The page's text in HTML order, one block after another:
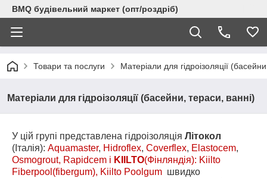
BMQ будівельний маркет (опт/роздріб)
Товари та послуги Матеріали для гідроізоляції
Матеріали для гідроізоляції (басейни, тераси, ванні)
У цій групі представлена гідроізоляція Літокол
(Італія): Aquamaster, Hidroflex, Coverflex, Elastocem,
Osmogrout, Rapidcem і KIILTO(Фінляндія): Kiilto
Fiberpool(fibergum), Kiilto Poolgum швидко